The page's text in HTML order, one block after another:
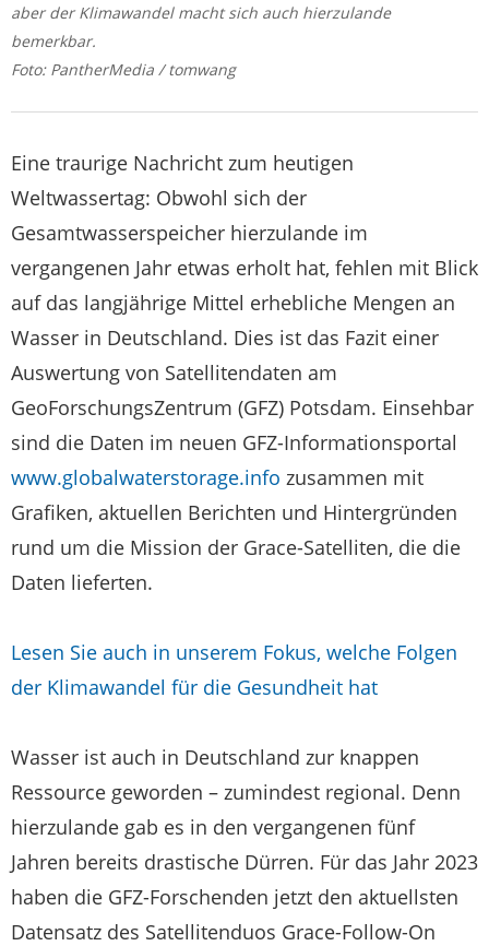
aber der Klimawandel macht sich auch hierzulande
bemerkbar.
Foto: PantherMedia / tomwang
Eine traurige Nachricht zum heutigen
Weltwassertag: Obwohl sich der
Gesamtwasserspeicher hierzulande im
vergangenen Jahr etwas erholt hat, fehlen mit Blick
auf das langjährige Mittel erhebliche Mengen an
Wasser in Deutschland. Dies ist das Fazit einer
Auswertung von Satellitendaten am
GeoForschungsZentrum (GFZ) Potsdam. Einsehbar
sind die Daten im neuen GFZ-Informationsportal
www.globalwaterstorage.info zusammen mit
Grafiken, aktuellen Berichten und Hintergründen
rund um die Mission der Grace-Satelliten, die die
Daten lieferten.
Lesen Sie auch in unserem Fokus, welche Folgen
der Klimawandel für die Gesundheit hat
Wasser ist auch in Deutschland zur knappen
Ressource geworden – zumindest regional. Denn
hierzulande gab es in den vergangenen fünf
Jahren bereits drastische Dürren. Für das Jahr 2023
haben die GFZ-Forschenden jetzt den aktuellsten
Datensatz des Satellitenduos Grace-Follow-On